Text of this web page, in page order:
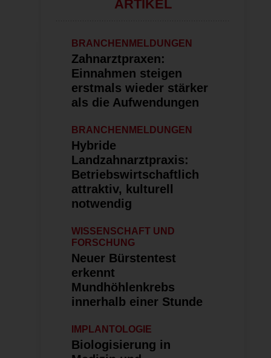
ARTIKEL
BRANCHENMELDUNGEN
Zahnarztpraxen:
Einnahmen steigen
erstmals wieder stärker
als die Aufwendungen
BRANCHENMELDUNGEN
Hybride
Landzahnarztpraxis:
Betriebswirt­schaftlich
attraktiv, kulturell
notwendig
WISSENSCHAFT UND
FORSCHUNG
Neuer Bürstentest
erkennt
Mundhöhlenkrebs
innerhalb einer Stunde
IMPLANTOLOGIE
Biologisierung in